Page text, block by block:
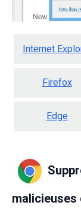
Internet
Firefox
Edge
malicieuses